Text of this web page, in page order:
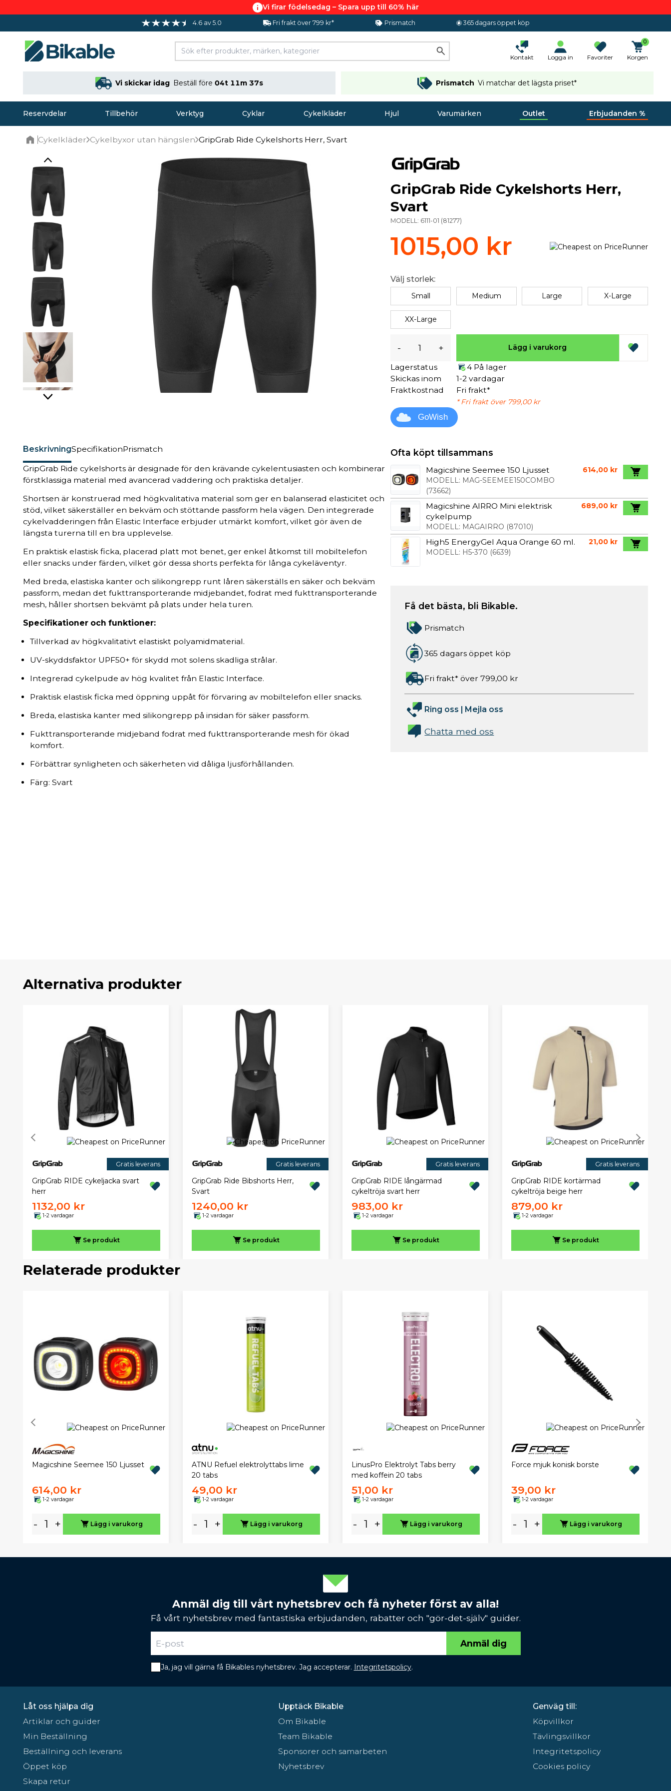
Vi firar födelsedag – Spara upp till 60% här
4.6 av 5.0 Fri frakt över 799 kr* Prismatch 365 dagars öppet köp
Kontakt Logga in Favoriter
0
Korgen
Vi skickar idag Beställ före 04t 11m 36s Prismatch Vi matchar det lägsta priset*
Reservdelar Tillbehör Verktyg Cyklar Cykelkläder Hjul Varumärken Outlet Erbjudanden %
Cykelkläder Cykelbyxor utan hängslen GripGrab Ride Cykelshorts Herr, Svart
BeskrivningSpecifikationPrismatch
GripGrab Ride cykelshorts är designade för den krävande cykelentusiasten och kombinerar
förstklassiga material med avancerad vaddering och praktiska detaljer.
Shortsen är konstruerad med högkvalitativa material som ger en balanserad elasticitet och
stöd, vilket säkerställer en bekväm och stöttande passform hela vägen. Den integrerade
cykelvadderingen från Elastic Interface erbjuder utmärkt komfort, vilket gör även de
längsta turerna till en bra upplevelse.
En praktisk elastisk ficka, placerad platt mot benet, ger enkel åtkomst till mobiltelefon
eller snacks under färden, vilket gör dessa shorts perfekta för långa cykeläventyr.
Med breda, elastiska kanter och silikongrepp runt låren säkerställs en säker och bekväm
passform, medan det fukttransporterande midjebandet, fodrat med fukttransporterande
mesh, håller shortsen bekvämt på plats under hela turen.
Specifikationer och funktioner:
Tillverkad av högkvalitativt elastiskt polyamidmaterial.
UV-skyddsfaktor UPF50+ för skydd mot solens skadliga strålar.
Integrerad cykelpude av hög kvalitet från Elastic Interface.
Praktisk elastisk ficka med öppning uppåt för förvaring av mobiltelefon eller snacks.
Breda, elastiska kanter med silikongrepp på insidan för säker passform.
Fukttransporterande midjeband fodrat med fukttransporterande mesh för ökad
komfort.
Förbättrar synligheten och säkerheten vid dåliga ljusförhållanden.
Färg: Svart
GripGrab Ride Cykelshorts Herr,
Svart
MODELL: 6111-01 (81277)
1015,00 kr
Välj storlek:
Small Medium Large X-Large
XX-Large
- + Lägg i varukorg
Lagerstatus
4 På lager
Skickas inom
1-2 vardagar
Fraktkostnad
Fri frakt*
* Fri frakt över 799,00 kr
GoWish
Ofta köpt tillsammans
Magicshine Seemee 150 Ljusset
MODELL: MAG-SEEMEE150COMBO
(73662)
614,00 kr
Magicshine AIRRO Mini elektrisk
cykelpump
MODELL: MAGAIRRO (87010)
689,00 kr
High5 EnergyGel Aqua Orange 60 ml.
MODELL: H5-370 (6639)
21,00 kr
Få det bästa, bli Bikable.
Prismatch
365 dagars öppet köp
Fri frakt* över 799,00 kr
Ring oss | Mejla oss
Chatta med oss
Alternativa produkter
Gratis leverans
GripGrab RIDE cykeljacka svart
herr
1132,00 kr
1-2 vardagar
Se produkt
Gratis leverans
GripGrab Ride Bibshorts Herr,
Svart
1240,00 kr
1-2 vardagar
Se produkt
Gratis leverans
GripGrab RIDE långärmad
cykeltröja svart herr
983,00 kr
1-2 vardagar
Se produkt
Gratis leverans
GripGrab RIDE kortärmad
cykeltröja beige herr
879,00 kr
1-2 vardagar
Se produkt
Relaterade produkter
Magicshine Seemee 150 Ljusset
614,00 kr
1-2 vardagar
- + Lägg i varukorg
ATNU Refuel elektrolyttabs lime
20 tabs
49,00 kr
1-2 vardagar
- + Lägg i varukorg
LinusPro Elektrolyt Tabs berry
med koffein 20 tabs
51,00 kr
1-2 vardagar
- + Lägg i varukorg
Force mjuk konisk borste
39,00 kr
1-2 vardagar
- + Lägg i varukorg
Anmäl dig till vårt nyhetsbrev och få nyheter först av alla!
Få vårt nyhetsbrev med fantastiska erbjudanden, rabatter och "gör-det-själv" guider.
Anmäl dig
Ja, jag vill gärna få Bikables nyhetsbrev. Jag accepterar. Integritetspolicy.
Låt oss hjälpa dig
Artiklar och guider
Min Beställning
Beställning och leverans
Öppet köp
Skapa retur
Upptäck Bikable
Om Bikable
Team Bikable
Sponsorer och samarbeten
Nyhetsbrev
Genväg till:
Köpvillkor
Tävlingsvillkor
Integritetspolicy
Cookies policy